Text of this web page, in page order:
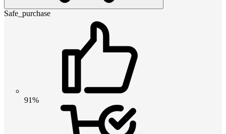
Safe_purchase
91%